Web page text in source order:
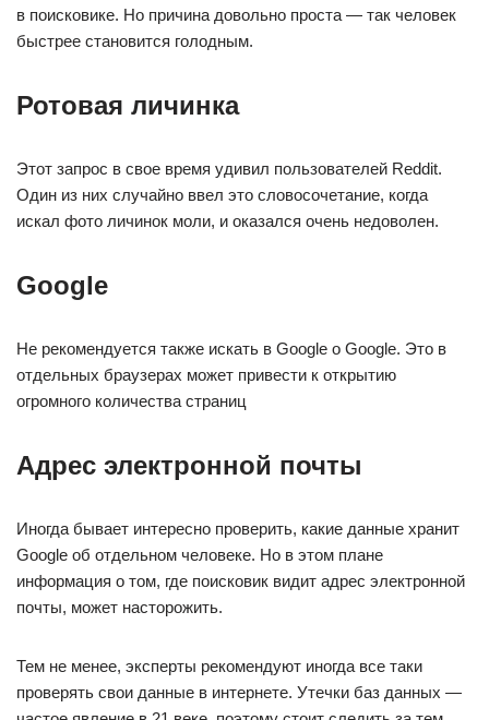
в поисковике. Но причина довольно проста — так человек
быстрее становится голодным.
Ротовая личинка
Этот запрос в свое время удивил пользователей Reddit.
Один из них случайно ввел это словосочетание, когда
искал фото личинок моли, и оказался очень недоволен.
Google
Не рекомендуется также искать в Google о Google. Это в
отдельных браузерах может привести к открытию
огромного количества страниц
Адрес электронной почты
Иногда бывает интересно проверить, какие данные хранит
Google об отдельном человеке. Но в этом плане
информация о том, где поисковик видит адрес электронной
почты, может насторожить.
Тем не менее, эксперты рекомендуют иногда все таки
проверять свои данные в интернете. Утечки баз данных —